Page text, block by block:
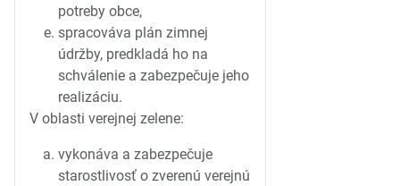
potreby obce,
spracováva plán zimnej
údržby, predkladá ho na
schválenie a zabezpečuje jeho
realizáciu.
V oblasti verejnej zelene:
vykonáva a zabezpečuje
starostlivosť o zverenú verejnú